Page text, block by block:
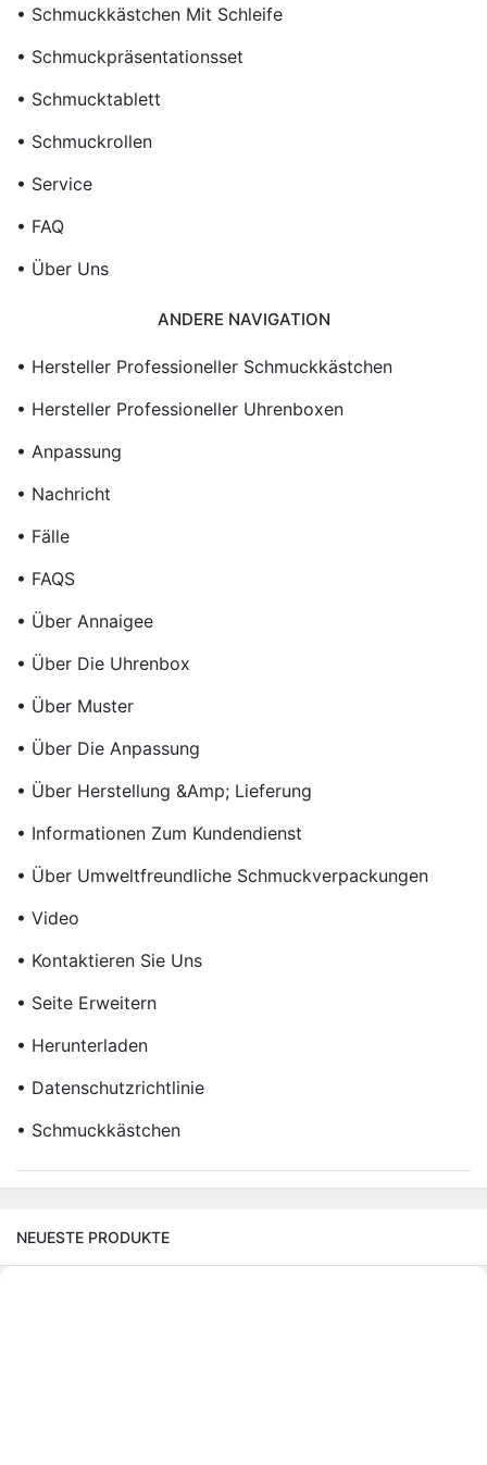
• Schmuckkästchen Mit Schleife
• Schmuckpräsentationsset
• Schmucktablett
• Schmuckrollen
• Service
• FAQ
• Über Uns
ANDERE NAVIGATION
• Hersteller Professioneller Schmuckkästchen
• Hersteller Professioneller Uhrenboxen
• Anpassung
• Nachricht
• Fälle
• FAQS
• Über Annaigee
• Über Die Uhrenbox
• Über Muster
• Über Die Anpassung
• Über Herstellung &amp; Lieferung
• Informationen Zum Kundendienst
• Über Umweltfreundliche Schmuckverpackungen
• Video
• Kontaktieren Sie Uns
• Seite Erweitern
• Herunterladen
• Datenschutzrichtlinie
• Schmuckkästchen
NEUESTE PRODUKTE